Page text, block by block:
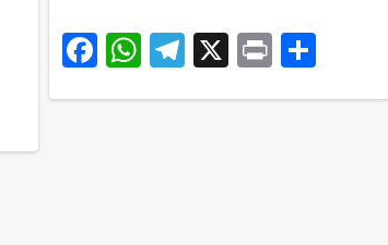
Facebook
WhatsApp
Telegram
X PrintShare